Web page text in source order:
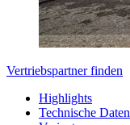
Vertriebspartner finden
Highlights
Technische Daten